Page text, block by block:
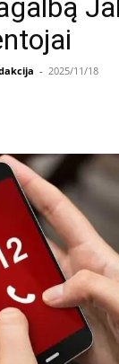
- 2025/11/18